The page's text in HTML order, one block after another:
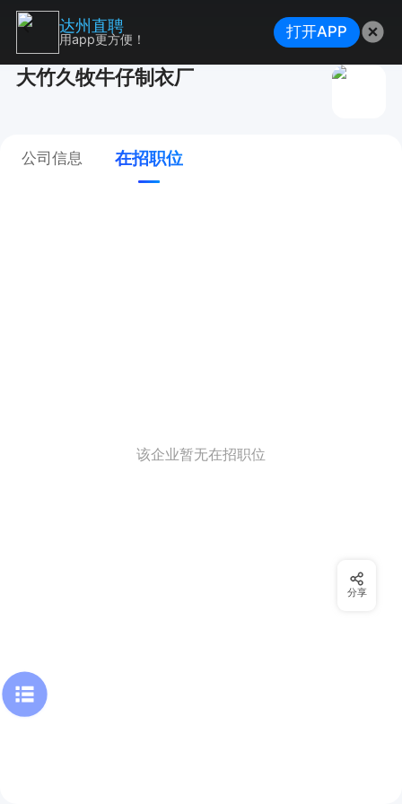
大竹久牧牛仔制衣厂
公司信息 在招职位
该企业暂无在招职位
分享
达州直聘
用app更方便！ 打开APP